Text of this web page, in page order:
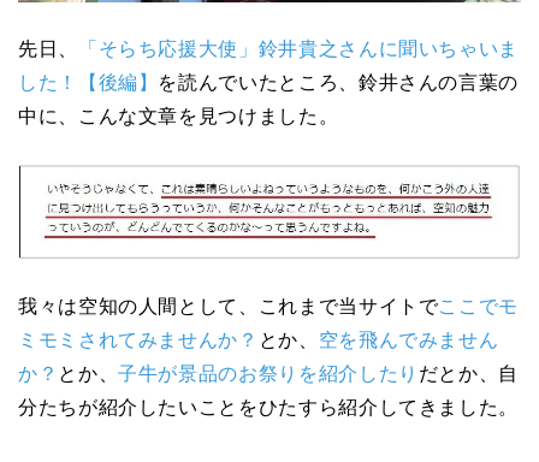
先日、
「そらち応援大使」鈴井貴之さんに聞いちゃいま
した！【後編】 を読んでいたところ、鈴井さんの言葉の
中に、こんな文章を見つけました。
我々は空知の人間として、これまで当サイトでここでモ
ミモミされてみませんか？ とか、 空を飛んでみません
か？ とか、子牛が景品のお祭りを紹介したり だとか、自
分たちが紹介したいことをひたすら紹介してきました。